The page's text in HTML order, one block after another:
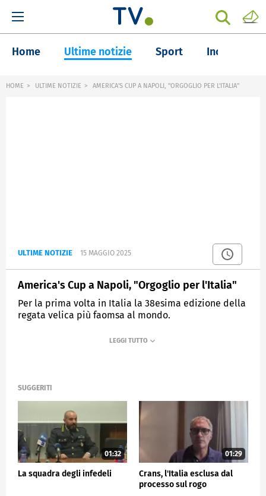
Home Ultime notizie Sport Inchieste
HOME ULTIME NOTIZIE AMERICA'S CUP A NAPOLI, "ORGOGLIO PER L'ITALIA"
ULTIME NOTIZIE 15 MAGGIO 2025
America's Cup a Napoli, "Orgoglio per l'Italia"
Per la prima volta in Italia la 38esima edizione della
regata velica più faomsa al mondo.
SUGGERITI
01:32
La squadra degli infedeli
01:29
Crans, l'Italia esclusa dal
processo sul rogo